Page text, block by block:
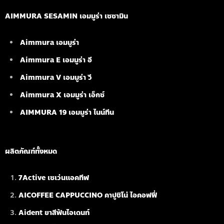
AIMMURA SESAMIN เอมมูร่า เซซามิน
Aimmura เอมมูร่า
Aimmura E เอมมูร่า อี
Aimmura V เอมมูร่า วี
Aimmura X เอมมูร่า เอ็กซ์
AIMMURA 19 เอมมูร่า ไนน์ทีน
ผลิตภัณฑ์ทั้งหมด
7Active เซเว่นแอคทีฟ
AICOFFEE CAPPUCCINO คาปูชิโน่ ไอคอฟฟี่
Aident ยาสีฟันไอเดนท์